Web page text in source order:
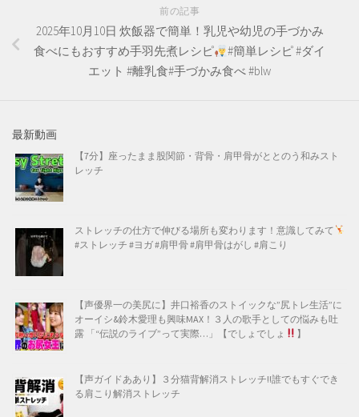
前の記事
2025年10月10日 炊飯器で簡単！乳児や幼児の手づかみ
食べにもおすすめ手羽先煮レシピ
#簡単レシピ #ダイ
エット #離乳食#手づかみ食べ #blw
最新動画
【7分】座ったまま股関節・背骨・肩甲骨がととのう和みスト
レッチ
ストレッチの仕方で伸びる場所も変わります！意識してみて
#ストレッチ #ヨガ #肩甲骨 #肩甲骨はがし #肩こり
【声優界一の美尻に】井口裕香のストイックな”尻トレ生活”に
オーイシ&鈴木愛理も興味MAX！３人の歌手としての悩みも吐
露 「“伝説のライブ”って実際…」【でしょでしょ
】
【声ガイドああり】３分猫背解消ストレッチ!!誰でもすぐでき
る肩こり解消ストレッチ